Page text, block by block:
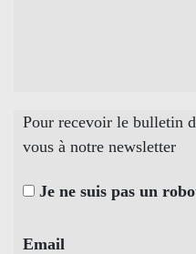
Pour recevoir le bulletin
vous à notre newsletter
Je ne suis pas un
Email